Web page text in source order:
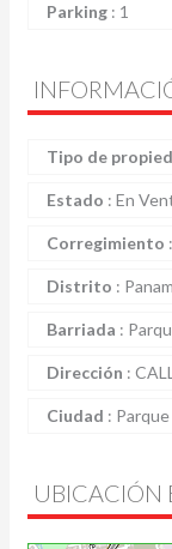
Parking : 1
Tipo de
Estado : En
Corregimiento :
Distrito :
Barriada :
Dirección :
Ciudad :
UBICACIÓN